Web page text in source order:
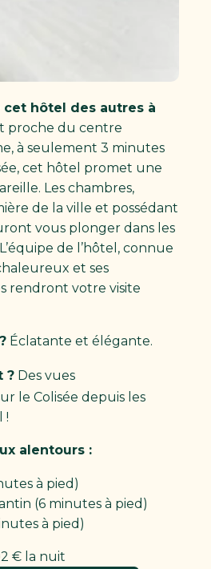
hôtel des autres à
proche du centre
à seulement 3 minutes
cet hôtel promet une
Les chambres,
de la ville et possédant
vous plonger dans les
de l’hôtel, connue
et ses
rendront votre visite
Éclatante et élégante.
?Des vues
le Colisée depuis les
!
alentours :
à pied)
(6 minutes à pied)
à pied)
€ la nuit